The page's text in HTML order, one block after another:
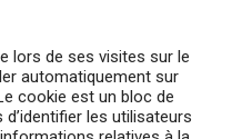
lors de ses visites sur le
automatiquement sur
cookie est un bloc de
les utilisateurs